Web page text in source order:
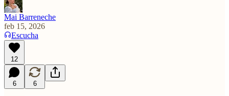
Mai Barreneche
feb 15, 2026
Escucha
12
6 6